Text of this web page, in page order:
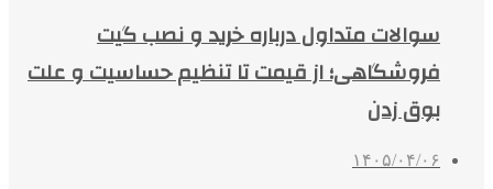
سوالات متداول درباره خرید و نصب گیت
فروشگاهی؛ از قیمت تا تنظیم حساسیت و علت
بوق زدن
۱۴۰۵/۰۴/۰۶